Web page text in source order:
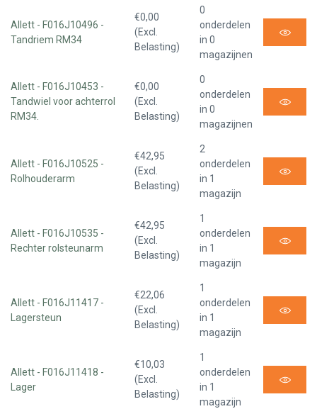
Allett - F016J10496 -
Tandriem RM34
€0,00
(Excl.
Belasting)
0
onderdelen
in 0
magazijnen
Allett - F016J10453 -
Tandwiel voor achterrol
RM34.
€0,00
(Excl.
Belasting)
0
onderdelen
in 0
magazijnen
Allett - F016J10525 -
Rolhouderarm
€42,95
(Excl.
Belasting)
2
onderdelen
in 1
magazijn
Allett - F016J10535 -
Rechter rolsteunarm
€42,95
(Excl.
Belasting)
1
onderdelen
in 1
magazijn
Allett - F016J11417 -
Lagersteun
€22,06
(Excl.
Belasting)
1
onderdelen
in 1
magazijn
Allett - F016J11418 -
Lager
€10,03
(Excl.
Belasting)
1
onderdelen
in 1
magazijn